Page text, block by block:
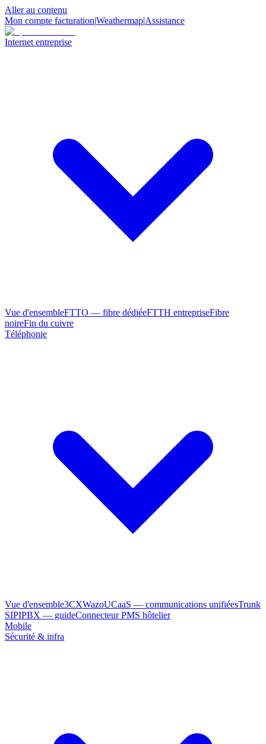
Aller au contenu
Mon compte facturation|Weathermap|Assistance
Internet entreprise
Vue d'ensembleFTTO — fibre dédiéeFTTH entrepriseFibre
noireFin du cuivre
Téléphonie
Vue d'ensemble3CXWazoUCaaS — communications unifiéesTrunk
SIPIPBX — guideConnecteur PMS hôtelier
Mobile
Sécurité & infra